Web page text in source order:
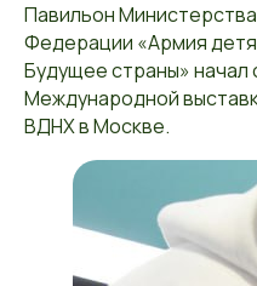
Павильон
Федерации «Армия
Будущее страны»
Международной
ВДНХ в Москве.